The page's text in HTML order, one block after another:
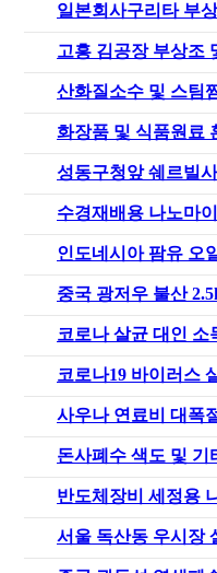
일본회사구리타 부
고흥 김공장 부상조
산화질소수 및 스팀
화장품 및 식품원료
성동구청앞 쉐르빌
수경재배용 나노마
인도네시아 팜유 오
중국 광저우 불산
코로나 살균 대인 소
코로나19 바이러스
사우나 연료비 대폭
돈사폐수 색도 및 기
반도체장비 세정용
서울 독산동 우시장